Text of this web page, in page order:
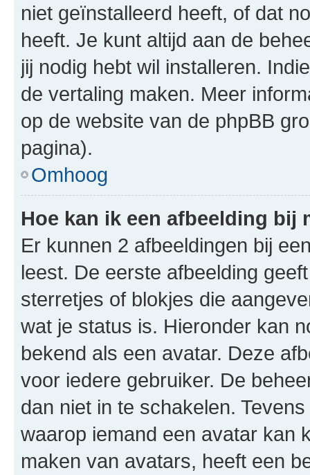
niet geïnstalleerd heeft, of dat
heeft. Je kunt altijd aan de
jij nodig hebt wil installeren.
de vertaling maken. Meer
op de website van de phpBB
pagina).
Omhoog
Hoe kan ik een afbeelding bij
Er kunnen 2 afbeeldingen bij
leest. De eerste afbeelding
sterretjes of blokjes die
wat je status is. Hieronder kan
bekend als een avatar. Deze
voor iedere gebruiker. De
dan niet in te schakelen.
waarop iemand een avatar kan
maken van avatars, heeft een